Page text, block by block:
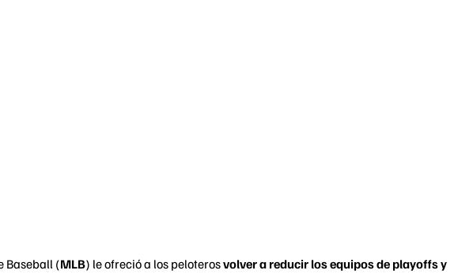
Baseball (MLB) le ofreció a los peloterosvolver a reducir los equipos de playoffs y